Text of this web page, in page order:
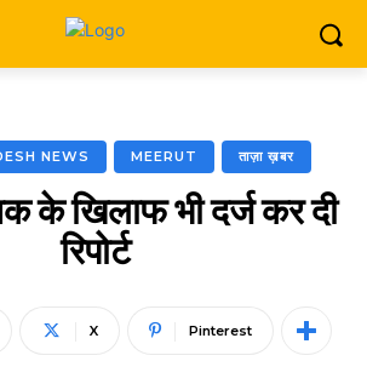
NEWS MEERUT ताज़ा ख़बर
के खिलाफ भी दर्ज कर दी
रिपोर्ट
X Pinterest